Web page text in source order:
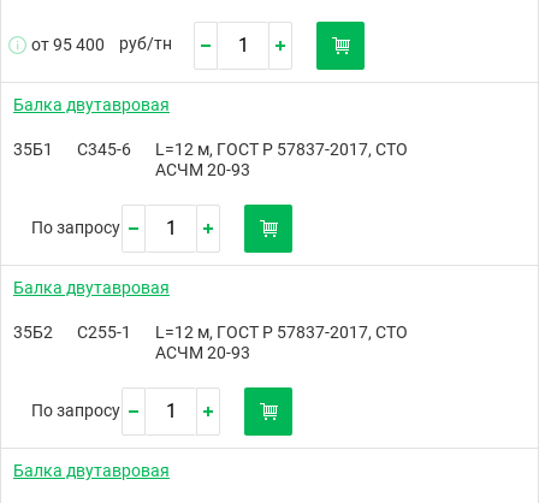
от 95 400 руб/тн
Балка двутавровая
35Б1 С345-6
L=12 м, ГОСТ Р 57837-2017, СТО
АСЧМ 20-93
По запросу
Балка двутавровая
35Б2 С255-1
L=12 м, ГОСТ Р 57837-2017, СТО
АСЧМ 20-93
По запросу
Балка двутавровая